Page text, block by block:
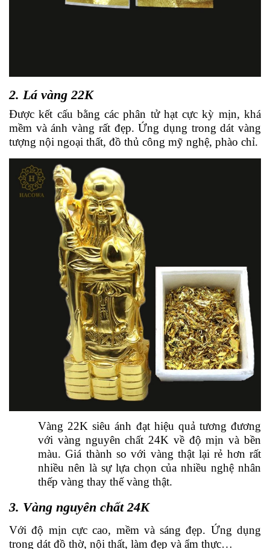
2. Lá vàng 22K
Được kết cấu bằng các phân tử hạt cực kỳ mịn, khá
mềm và ánh vàng rất đẹp. Ứng dụng trong dát vàng
tượng nội ngoại thất, đồ thủ công mỹ nghệ, phào chỉ.
Vàng 22K siêu ánh đạt hiệu quả tương đương
với vàng nguyên chất 24K về độ mịn và bền
màu. Giá thành so với vàng thật lại rẻ hơn rất
nhiều nên là sự lựa chọn của nhiều nghệ nhân
thếp vàng thay thế vàng thật.
3. Vàng nguyên chất 24K
Với độ mịn cực cao, mềm và sáng đẹp. Ứng dụng
trong dát đồ thờ, nội thất, làm đẹp và ẩm thực…